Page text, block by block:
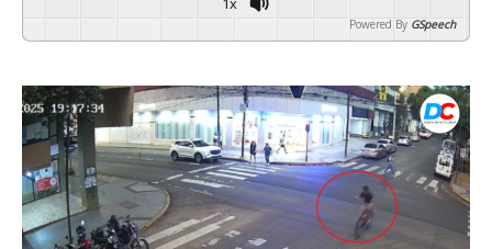
Powered By GSpeech